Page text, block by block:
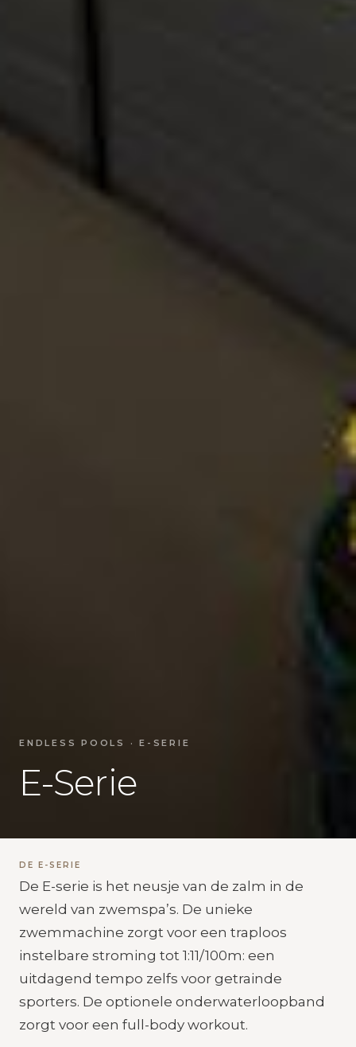
ENDLESS POOLS · E-SERIE
E-Serie
DE E-SERIE
De E-serie is het neusje van de zalm in de
wereld van zwemspa’s. De unieke
zwemmachine zorgt voor een traploos
instelbare stroming tot 1:11/100m: een
uitdagend tempo zelfs voor getrainde
sporters. De optionele onderwaterloopband
zorgt voor een full-body workout.